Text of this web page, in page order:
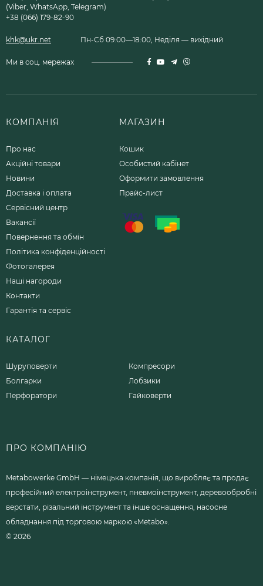
(Viber, WhatsApp, Telegram)
+38 (066) 179-82-90
khk@ukr.net Пн-Сб 09:00—18:00, Неділя — вихідний
Ми в соц. мережах
КОМПАНІЯ
Про нас
Акційні товари
Новини
Доставка і оплата
Сервісний центр
Вакансії
Повернення та обмін
Політика конфіденційності
Фотогалерея
Наші нагороди
Контакти
Гарантія та сервіс
МАГАЗИН
Кошик
Особистий кабінет
Оформити замовлення
Прайс-лист
КАТАЛОГ
Шуруповерти
Болгарки
Перфоратори
Компресори
Лобзики
Гайковерти
ПРО КОМПАНІЮ
Metabowerke GmbH — німецька компанія, що виробляє та продає
професійний електроінструмент, пневмоінструмент, деревообробні
верстати, різальний інструмент та інше оснащення, насосне
обладнання під торговою маркою «Metabo».
© 2026